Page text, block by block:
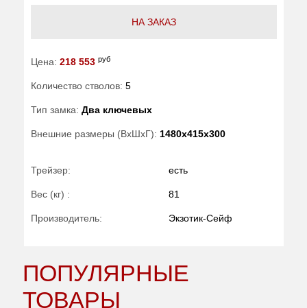
НА ЗАКАЗ
Цена: 218 553 руб
Количество стволов: 5
Тип замка: Два ключевых
Внешние размеры (ВхШхГ): 1480x415x300
Трейзер: есть
Вес (кг) : 81
Производитель: Экзотик-Сейф
ПОПУЛЯРНЫЕ
ТОВАРЫ